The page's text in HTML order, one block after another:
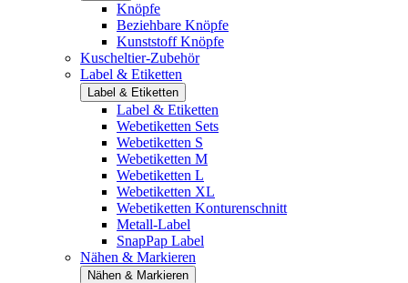
Knöpfe
Beziehbare Knöpfe
Kunststoff Knöpfe
Kuscheltier-Zubehör
Label & Etiketten
Label & Etiketten
Label & Etiketten
Webetiketten Sets
Webetiketten S
Webetiketten M
Webetiketten L
Webetiketten XL
Webetiketten Konturenschnitt
Metall-Label
SnapPap Label
Nähen & Markieren
Nähen & Markieren